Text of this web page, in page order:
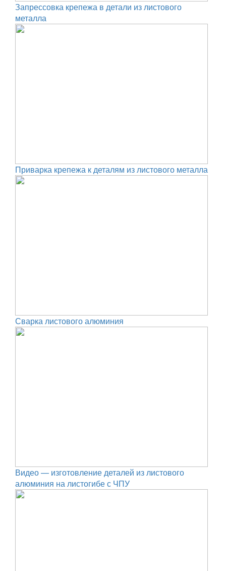
Запрессовка крепежа в детали из листового
металла
Приварка крепежа к деталям из листового металла
Сварка листового алюминия
Видео — изготовление деталей из листового
алюминия на листогибе с ЧПУ